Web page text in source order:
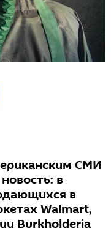
СМИ
в
в
Walmart,
Burkholderia